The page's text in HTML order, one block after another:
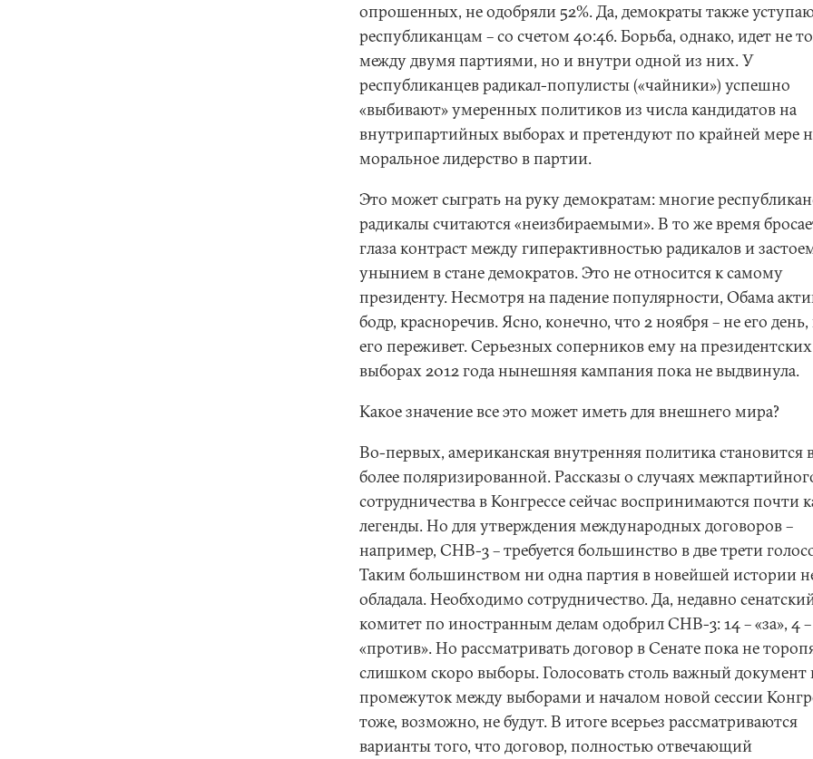
опрошенных, не одобряли 52%. Да, демократы также
республиканцам – со счетом 40:46. Борьба, однако, идет не
между двумя партиями, но и внутри одной из них. У
республиканцев радикал-популисты («чайники») успешно
«выбивают» умеренных политиков из числа кандидатов на
внутрипартийных выборах и претендуют по крайней мере
моральное лидерство в партии.
Это может сыграть на руку демократам: многие
радикалы считаются «неизбираемыми». В то же время
глаза контраст между гиперактивностью радикалов и
унынием в стане демократов. Это не относится к самому
президенту. Несмотря на падение популярности, Обама
бодр, красноречив. Ясно, конечно, что 2 ноября – не его
его переживет. Серьезных соперников ему на президентских
выборах 2012 года нынешняя кампания пока не выдвинула.
Какое значение все это может иметь для внешнего мира?
Во-первых, американская внутренняя политика становится
более поляризированной. Рассказы о случаях
сотрудничества в Конгрессе сейчас воспринимаются почти
легенды. Но для утверждения международных договоров –
например, СНВ-3 – требуется большинство в две трети
Таким большинством ни одна партия в новейшей истории
обладала. Необходимо сотрудничество. Да, недавно
комитет по иностранным делам одобрил СНВ-3: 14 – «за», 4 –
«против». Но рассматривать договор в Сенате пока не
слишком скоро выборы. Голосовать столь важный документ
промежуток между выборами и началом новой сессии
тоже, возможно, не будут. В итоге всерьез рассматриваются
варианты того, что договор, полностью отвечающий